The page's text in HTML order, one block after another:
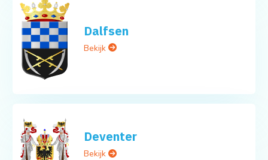
Dalfsen
Bekijk
Deventer
Bekijk